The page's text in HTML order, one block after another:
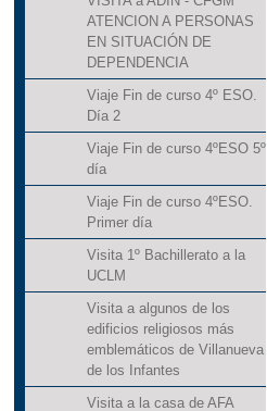
ATENCION A PERSONAS
EN SITUACIÓN DE
DEPENDENCIA
Viaje Fin de curso 4º ESO.
Día 2
Viaje Fin de curso 4ºESO 5º
día
Viaje Fin de curso 4ºESO.
Primer día
Visita 1º Bachillerato a la
UCLM
Visita a algunos de los
edificios religiosos más
emblemáticos de Villanueva
de los Infantes
Visita a la casa de AFA